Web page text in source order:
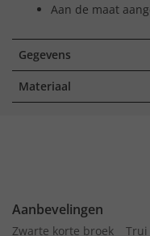
Aan de maat
Gegevens
Materiaal
Aanbevelingen
Zwarte korte broek
Trui